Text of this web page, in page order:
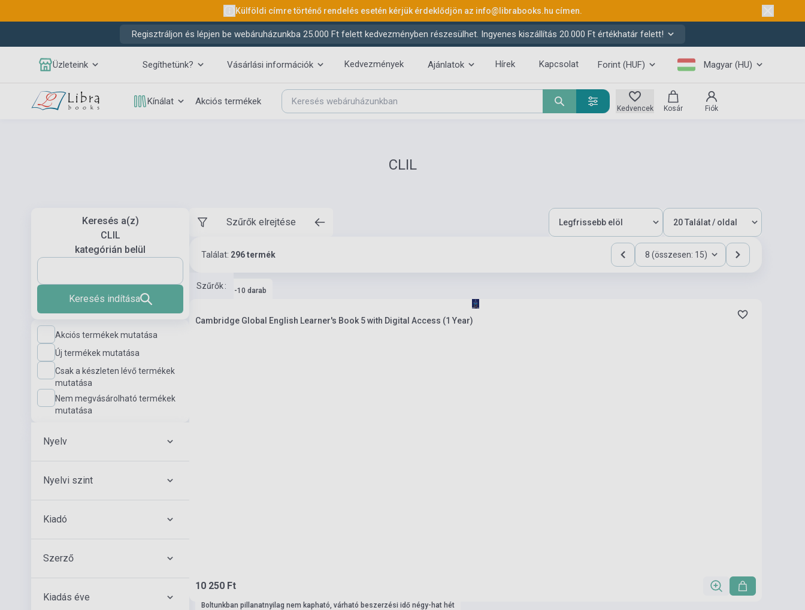
Külföldi címre történő rendelés esetén kérjük érdeklődjön az info@librabooks.hu címen.
Regisztráljon és lépjen be webáruházunkba 25.000 Ft felett kedvezményben részesülhet. Ingyenes kiszállítás 20.000 Ft értékhatár felett!
Üzleteink Segíthetünk? Vásárlási információk Kedvezmények Ajánlatok Hírek Kapcsolat Forint (HUF) Magyar (HU)
Kínálat Akciós termékek
Kedvencek Kosár Fiók
CLIL
Keresés a(z)
CLIL
kategórián belül
Keresés indítása
Akciós termékek mutatása
Új termékek mutatása
Csak a készleten lévő termékek
mutatása
Nem megvásárolható termékek
mutatása
Nyelv
Nyelvi szint
Kiadó
Szerző
Kiadás éve
Szűrők elrejtése
Találat: 296 termék 8 (összesen: 15)
Szűrők:
Készlet: 1-10 darab
Cambridge Global English Learner's Book 5 with Digital Access (1 Year)
10 250 Ft
Boltunkban pillanatnyilag nem kapható, várható beszerzési idő négy-hat hét